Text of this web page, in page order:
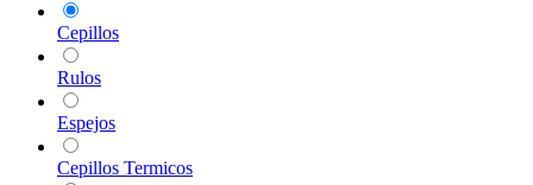
Cepillos
Rulos
Espejos
Cepillos Termicos